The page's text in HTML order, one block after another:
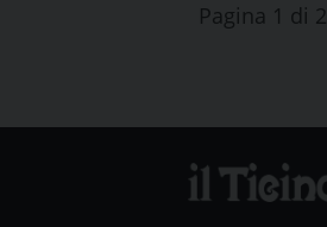
Pagina 1 di 2